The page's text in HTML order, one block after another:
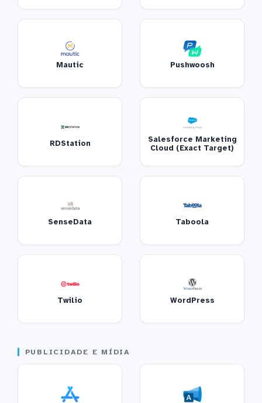
Mautic Pushwoosh
RDStation
Salesforce Marketing
Cloud (Exact Target)
SenseData Taboola
Twilio WordPress
PUBLICIDADE E MÍDIA